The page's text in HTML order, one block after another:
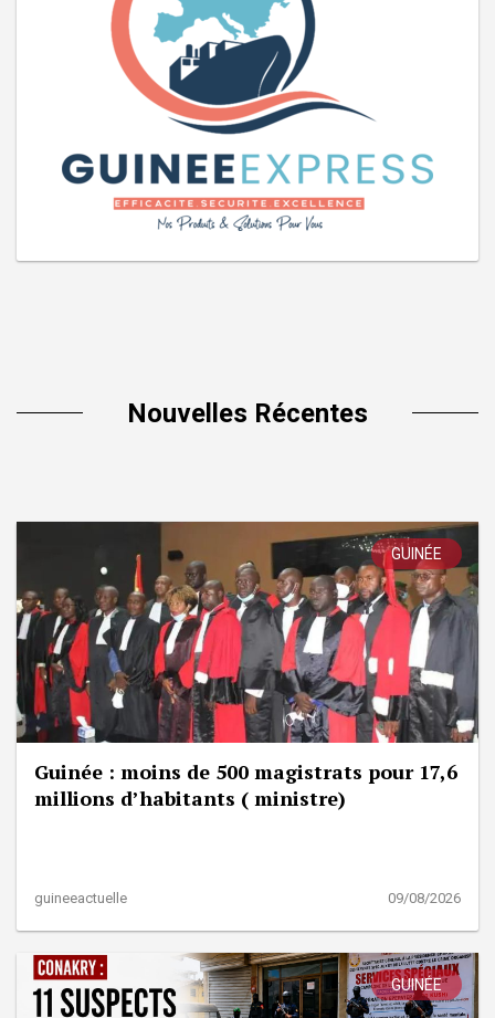
Nouvelles Récentes
GUINÉE
Guinée : moins de 500 magistrats pour 17,6
millions d’habitants ( ministre)
guineeactuelle 09/08/2026
GUINÉE